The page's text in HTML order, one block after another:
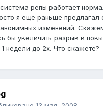
репы работает
я еще раньше предлагал
изменений.
бы увеличить разрыв в
недели до 2х. Что скажете?